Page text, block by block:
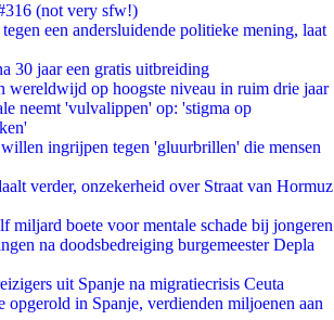
(not very sfw!)
een andersluidende politieke mening, laat
30 jaar een gratis uitbreiding
wereldwijd op hoogste niveau in ruim drie jaar
neemt 'vulvalippen' op: 'stigma op
ingrijpen tegen 'gluurbrillen' die mensen
verder, onzekerheid over Straat van Hormuz
miljard boete voor mentale schade bij jongeren
na doodsbedreiging burgemeester Depla
uit Spanje na migratiecrisis Ceuta
opgerold in Spanje, verdienden miljoenen aan